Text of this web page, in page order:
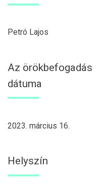
Petró Lajos
Az örökbefogadás
dátuma
2023. március 16.
Helyszín